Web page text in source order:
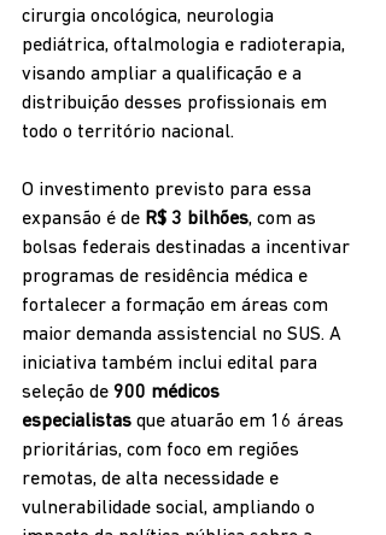
cirurgia oncológica, neurologia
pediátrica, oftalmologia e radioterapia,
visando ampliar a qualificação e a
distribuição desses profissionais em
todo o território nacional.
O investimento previsto para essa
expansão é de R$ 3 bilhões, com as
bolsas federais destinadas a incentivar
programas de residência médica e
fortalecer a formação em áreas com
maior demanda assistencial no SUS. A
iniciativa também inclui edital para
seleção de 900 médicos
especialistas que atuarão em 16 áreas
prioritárias, com foco em regiões
remotas, de alta necessidade e
vulnerabilidade social, ampliando o